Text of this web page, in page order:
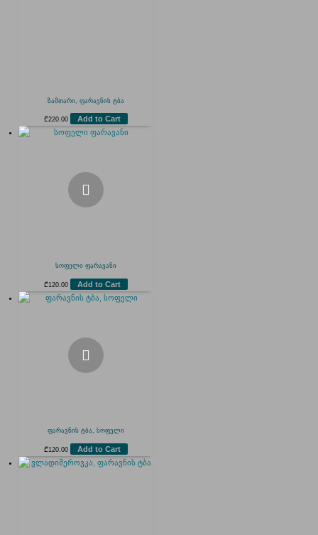
ზამთარი, ფარავნის ტბა
₾220.00 Add to Cart
სოფელი ფარავანი
₾ 120.00 Add to Cart
ფარავნის ტბა, სოფელი
₾ 120.00 Add to Cart